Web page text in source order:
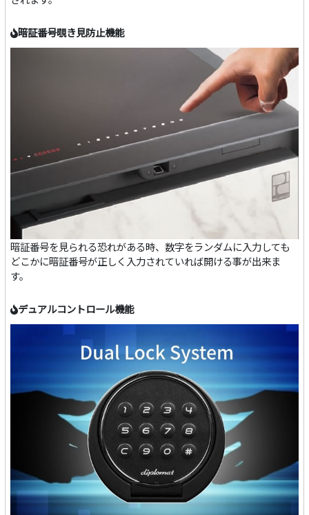
暗証番号覗き見防止機能
暗証番号を見られる恐れがある時、数字をランダムに入力しても
どこかに暗証番号が正しく入力されていれば開ける事が出来ま
す。
デュアルコントロール機能